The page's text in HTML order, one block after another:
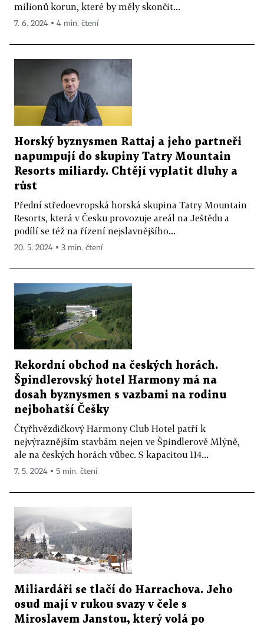
milionů korun, které by měly skončit...
7. 6. 2024 ▪ 4 min. čtení
Horský byznysmen Rattaj a jeho partneři
napumpují do skupiny Tatry Mountain
Resorts miliardy. Chtějí vyplatit dluhy a
růst
Přední středoevropská horská skupina Tatry Mountain
Resorts, která v Česku provozuje areál na Ještědu a
podílí se též na řízení nejslavnějšího...
20. 5. 2024 ▪ 3 min. čtení
Rekordní obchod na českých horách.
Špindlerovský hotel Harmony má na
dosah byznysmen s vazbami na rodinu
nejbohatší Češky
Čtyřhvězdičkový Harmony Club Hotel patří k
nejvýraznějším stavbám nejen ve Špindlerově Mlýně,
ale na českých horách vůbec. S kapacitou 114...
7. 5. 2024 ▪ 5 min. čtení
Miliardáři se tlačí do Harrachova. Jeho
osud mají v rukou svazy v čele s
Miroslavem Janstou, který volá po